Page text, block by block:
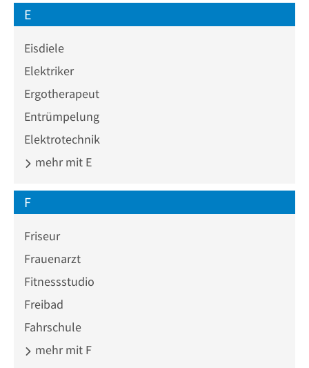
E
Eisdiele
Elektriker
Ergotherapeut
Entrümpelung
Elektrotechnik
mehr mit E
F
Friseur
Frauenarzt
Fitnessstudio
Freibad
Fahrschule
mehr mit F